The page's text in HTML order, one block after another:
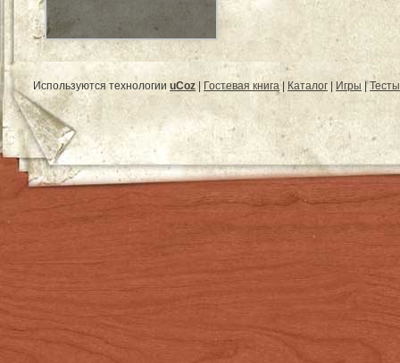
Используются технологии uCoz | Гостевая книга | Каталог | Игры |Тесты